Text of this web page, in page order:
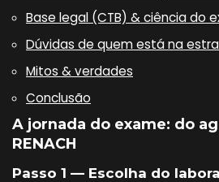
Base legal (CTB) & ciência do
Dúvidas de quem está na
Mitos & verdades
Conclusão
A jornada do exame: do
RENACH
Passo 1 — Escolha do